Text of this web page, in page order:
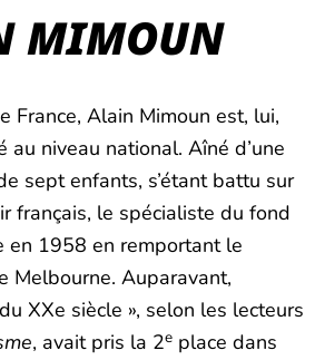
MIMOUN
France, Alain Mimoun est, lui,
au niveau national. Aîné d’une
sept enfants, s’étant battu sur
français, le spécialiste du fond
en 1958 en remportant le
Melbourne. Auparavant,
XXe siècle », selon les lecteurs
, avait pris la 2e place dans